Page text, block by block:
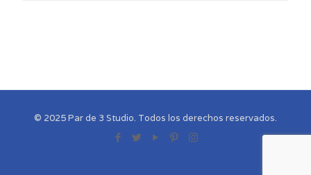
© 2025 Par de 3 Studio. Todos los derechos reservados.